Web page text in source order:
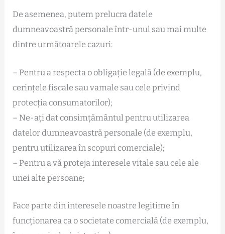
De asemenea, putem prelucra datele
dumneavoastră personale într-unul sau mai multe
dintre următoarele cazuri:
– Pentru a respecta o obligație legală (de exemplu,
cerințele fiscale sau vamale sau cele privind
protecția consumatorilor);
– Ne-ați dat consimțământul pentru utilizarea
datelor dumneavoastră personale (de exemplu,
pentru utilizarea în scopuri comerciale);
– Pentru a vă proteja interesele vitale sau cele ale
unei alte persoane;
Face parte din interesele noastre legitime în
funcționarea ca o societate comercială (de exemplu,